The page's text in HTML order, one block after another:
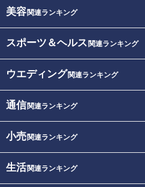
美容関連ランキング
スポーツ＆ヘルス 関連ランキング
ウエディング関連ランキング
通信関連ランキング
小売関連ランキング
生活関連ランキング